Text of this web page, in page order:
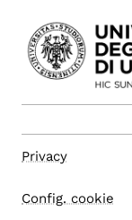
Privacy
Config. cookie